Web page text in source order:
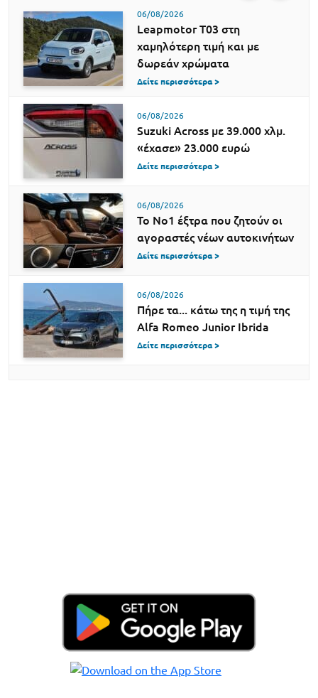
06/08/2026
Leapmotor T03 στη
χαμηλότερη τιμή και με
δωρεάν χρώματα
Δείτε περισσότερα >
06/08/2026
Suzuki Across με 39.000 χλμ.
«έχασε» 23.000 ευρώ
Δείτε περισσότερα >
06/08/2026
Το Νο1 έξτρα που ζητούν οι
αγοραστές νέων αυτοκινήτων
Δείτε περισσότερα >
06/08/2026
Πήρε τα... κάτω της η τιμή της
Alfa Romeo Junior Ibrida
Δείτε περισσότερα >